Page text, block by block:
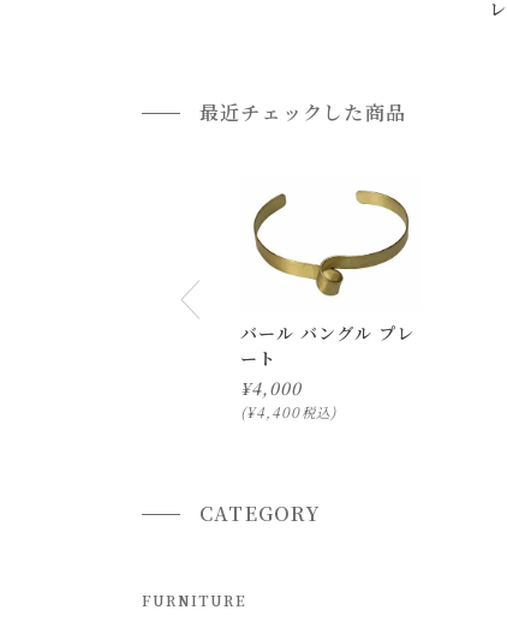
返品・交換について
最近チェックした商品
バール バングル プレ
ート
¥4,000
¥4,400税込
CATEGORY
FURNITURE